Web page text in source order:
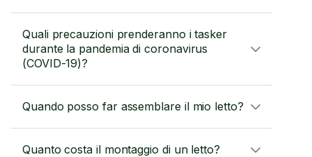
Quali precauzioni prenderanno i tasker
durante la pandemia di coronavirus
(COVID-19)?
Quando posso far assemblare il mio letto?
Quanto costa il montaggio di un letto?